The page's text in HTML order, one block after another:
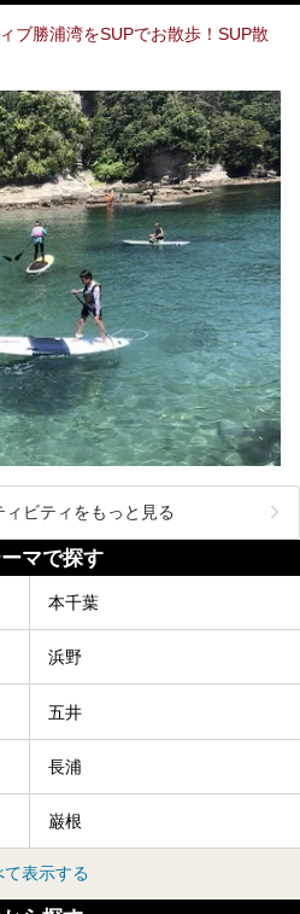
ブ勝浦湾をSUPでお散歩！SUP散
ビティをもっと見る
マで探す
本千葉
浜野
五井
長浦
巌根
て表示する